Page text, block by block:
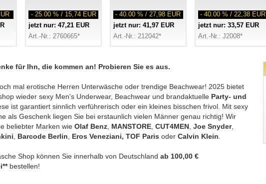
- 25.00 % / 15,74 EUR
jetzt nur: 47,21 EUR
Art.-Nr.: 2760665*
- 40.00 % / 27,98 EUR
jetzt nur: 41,97 EUR
Art.-Nr.: 212042*
- 40.00 % / 22,38 EUR
jetzt nur: 33,57 EUR
Art.-Nr.: J2008*
für Ihn, die kommen an! Probieren Sie es aus.
mal erotische Herren Unterwäsche oder trendige Beachwear! 2025 bietet
wieder sexy Men's Underwear, Beachwear und brandaktuelle Party- und
ist garantiert sinnlich verführerisch oder ein kleines bisschen frivol. Mit sexy
als Geschenk liegen Sie bei erstaunlich vielen Männer genau richtig! Wir
beliebter Marken wie Olaf Benz, MANSTORE, CUT4MEN, Joe Snyder,
Barcode Berlin Eros Veneziani, TOF Paris oder Calvin Klein
Shop können Sie innerhalb von Deutschland ab 100,00 €
bestellen!